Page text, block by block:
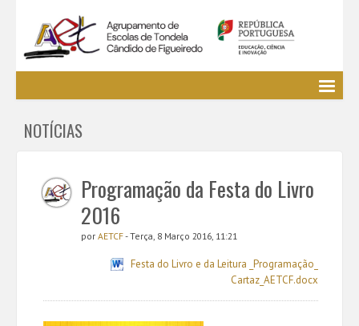
EE / Alunos
Cursos Profissionais
Bibliotecas
Media AETCF
Legislação
Utilizador não identificado. (
NOTÍCIAS
Programação da Festa do Livro
2016
por AETCF- Terça, 8 Março 2016, 11:21
Festa do Livro e da Leitura _Programação_
Cartaz_AETCF.docx